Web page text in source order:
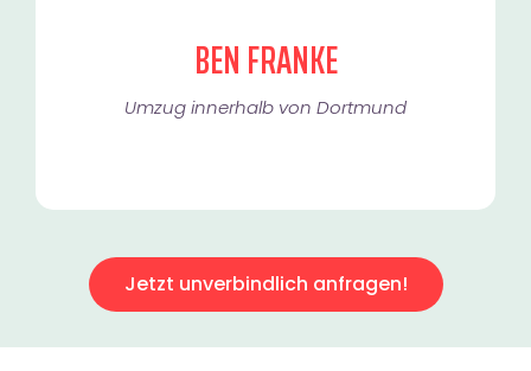
BEN FRANKE
Umzug innerhalb von Dortmund​
Jetzt unverbindlich anfragen!